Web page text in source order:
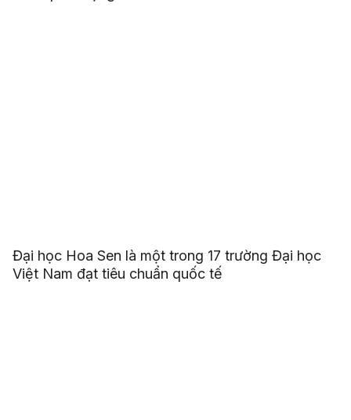
Đại học Hoa Sen là một trong 17 trường Đại học
Việt Nam đạt tiêu chuẩn quốc tế